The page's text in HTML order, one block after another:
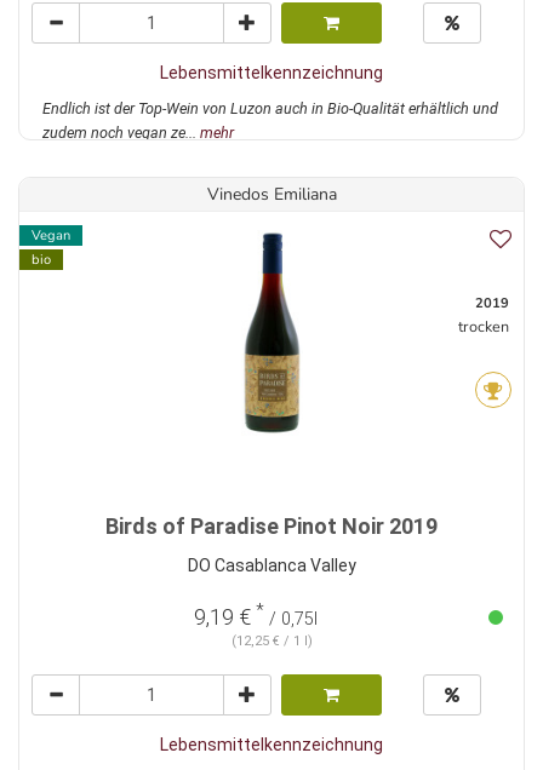
Lebensmittelkennzeichnung
Endlich ist der Top-Wein von Luzon auch in Bio-Qualität erhältlich und
zudem noch vegan ze... mehr
Vinedos Emiliana
Vegan
bio
2019
trocken
Birds of Paradise Pinot Noir 2019
DO Casablanca Valley
9,19 € * / 0,75l
(12,25 € / 1 l)
Lebensmittelkennzeichnung